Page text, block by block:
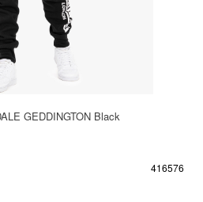
GEDDINGTON Black
416576